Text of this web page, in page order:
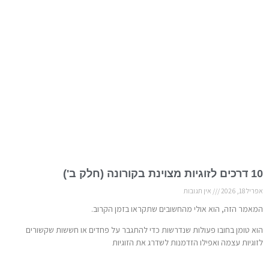
10 דרכים לזוגיות מצוינת בקורונה (חלק ב')
אפריל 18, 2026 אין תגובות
המאמר הזה, הוא אולי מהחשובים שתקראו בזמן הקרוב.
הוא טומן בחובו פעולות שנדרשות כדי להתגבר על פחדים או חששות שקשורים
לזוגיות עצמה ואפילו הזדמנות לשדרג את הזוגיות